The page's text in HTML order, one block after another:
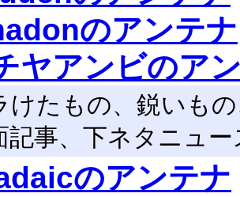
のアンテナ
ヤアンビのア
けたもの、鋭いも
記事、下ネタニュ
のアンテナ